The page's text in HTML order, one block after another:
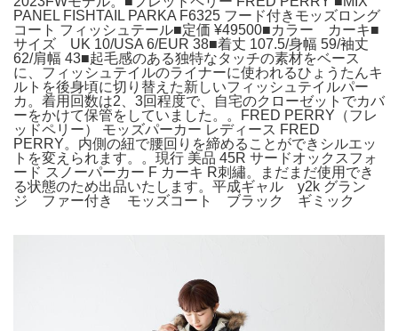
PANEL FISHTAIL PARKA F6325 フード付きモッズロング
コート フィッシュテール■定価 ¥49500■カラー カーキ■
サイズ UK 10/USA 6/EUR 38■着丈 107.5/身幅 59/袖丈
62/肩幅 43■起毛感のある独特なタッチの素材をベース
に、フィッシュテイルのライナーに使われるひょうたんキ
ルトを後身頃に切り替えた新しいフィッシュテイルパー
カ。着用回数は2、3回程度で、自宅のクローゼットでカバ
ーをかけて保管をしていました。。FRED PERRY（フレ
ッドペリー） モッズパーカー レディース FRED
PERRY。内側の紐で腰回りを締めることができシルエッ
トを変えられます。。現行 美品 45R サードオックスフォ
ード スノーパーカー F カーキ R刺繡。まだまだ使用でき
る状態のため出品いたします。平成ギャル y2k グラン
ジ ファー付き モッズコート ブラック ギミック